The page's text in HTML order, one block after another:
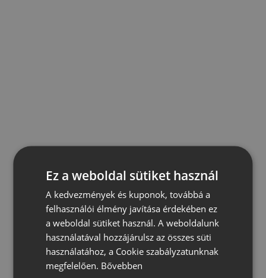
Ez a weboldal sütiket használ
A kedvezmények és kuponok, továbbá a
felhasználói élmény javítása érdekében ez
a weboldal sütiket használ. A weboldalunk
használatával hozzájárulsz az összes süti
használatához, a Cookie szabályzatunknak
megfelelően. Bővebben